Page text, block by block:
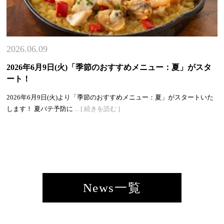
2026.06.09
2026年6月9日(火)「季節のおすすめメニュー：夏」がスタ
ート！
2026年6月9日(火)より「季節のおすすめメニュー：夏」がスタートいた
します！ 夏バテ予防に ... [ 続きを読む ]
News一覧